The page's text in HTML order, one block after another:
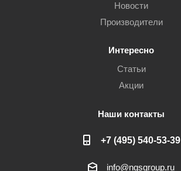
Новости
Производители
Интересно
Статьи
Акции
Наши контакты
+7 (495) 540-53-39
info@ngsgroup.ru